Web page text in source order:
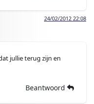
24/02/2012 22:08
jullie terug zijn en
Beantwoord